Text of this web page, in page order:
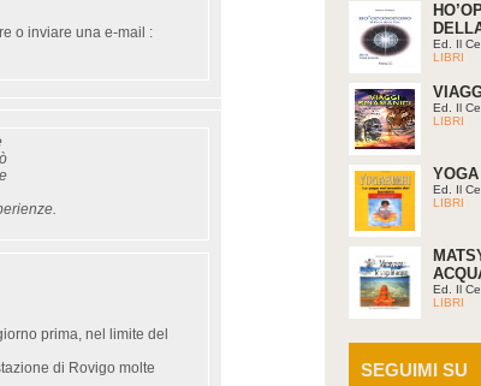
o inviare una e-mail :
prima, nel limite del
di Rovigo molte
Ed. Il
LIBRI
Ed. Il
LIBRI
YOGA
Ed. Il
LIBRI
Ed. Il
LIBRI
SEGUIMI SU